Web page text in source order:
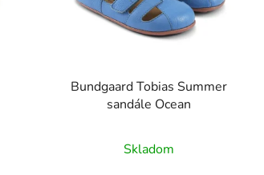
Bundgaard Tobias Summer
sandále Ocean
Skladom